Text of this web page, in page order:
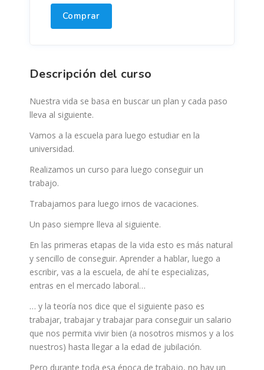
Descripción del curso
Nuestra vida se basa en buscar un plan y cada paso
lleva al siguiente.
Vamos a la escuela para luego estudiar en la
universidad.
Realizamos un curso para luego conseguir un
trabajo.
Trabajamos para luego irnos de vacaciones.
Un paso siempre lleva al siguiente.
En las primeras etapas de la vida esto es más natural
y sencillo de conseguir. Aprender a hablar, luego a
escribir, vas a la escuela, de ahí te especializas,
entras en el mercado laboral…
… y la teoría nos dice que el siguiente paso es
trabajar, trabajar y trabajar para conseguir un salario
que nos permita vivir bien (a nosotros mismos y a los
nuestros) hasta llegar a la edad de jubilación.
Pero durante toda esa época de trabajo, no hay un
Comprar